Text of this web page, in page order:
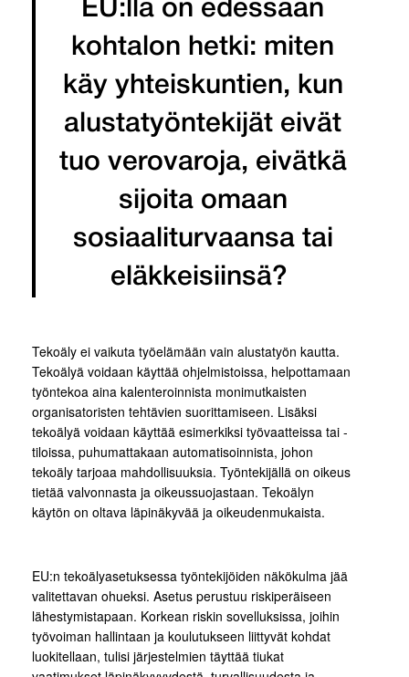
EU:lla on edessään
kohtalon hetki: miten
käy yhteiskuntien, kun
alustatyöntekijät eivät
tuo verovaroja, eivätkä
sijoita omaan
sosiaaliturvaansa tai
eläkkeisiinsä?
Tekoäly ei vaikuta työelämään vain alustatyön kautta.
Tekoälyä voidaan käyttää ohjelmistoissa, helpottamaan
työntekoa aina kalenteroinnista monimutkaisten
organisatoristen tehtävien suorittamiseen. Lisäksi
tekoälyä voidaan käyttää esimerkiksi työvaatteissa tai -
tiloissa, puhumattakaan automatisoinnista, johon
tekoäly tarjoaa mahdollisuuksia. Työntekijällä on oikeus
tietää valvonnasta ja oikeussuojastaan. Tekoälyn
käytön on oltava läpinäkyvää ja oikeudenmukaista.
EU:n tekoälyasetuksessa työntekijöiden näkökulma jää
valitettavan ohueksi. Asetus perustuu riskiperäiseen
lähestymistapaan. Korkean riskin sovelluksissa, joihin
työvoiman hallintaan ja koulutukseen liittyvät kohdat
luokitellaan, tulisi järjestelmien täyttää tiukat